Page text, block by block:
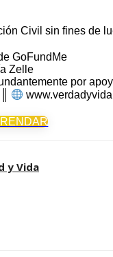
Civil sin fines de
GoFundMe
Zelle
por
y Vida